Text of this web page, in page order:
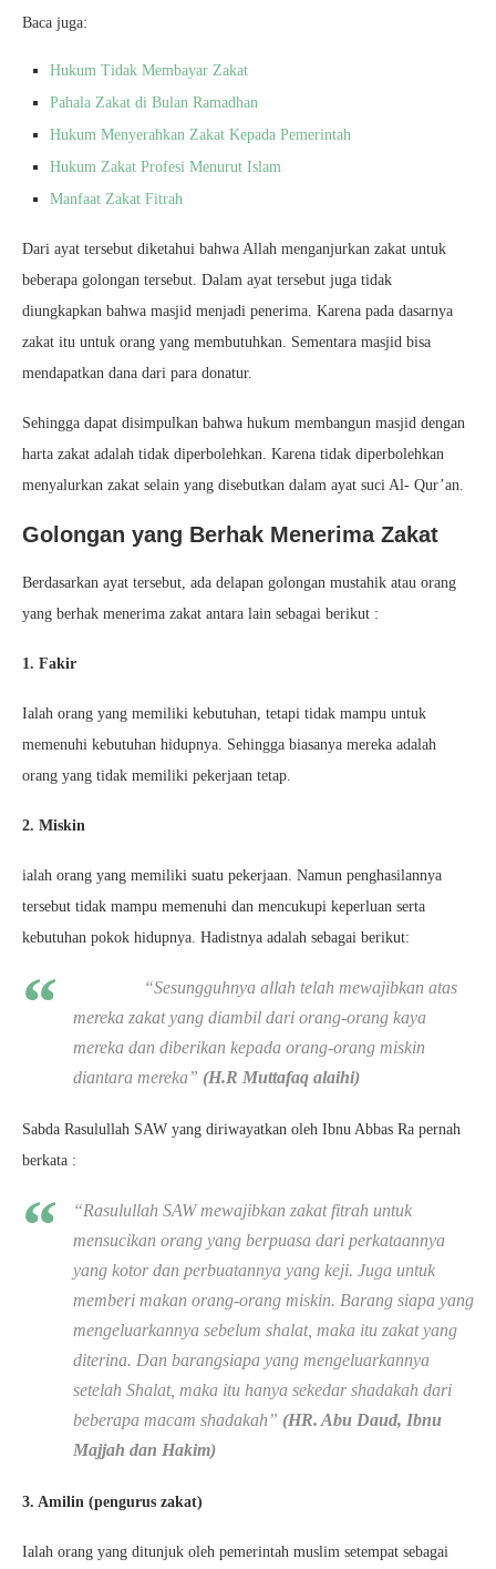
Baca juga:
Hukum Tidak Membayar Zakat
Pahala Zakat di Bulan Ramadhan
Hukum Menyerahkan Zakat Kepada Pemerintah
Hukum Zakat Profesi Menurut Islam
Manfaat Zakat Fitrah
Dari ayat tersebut diketahui bahwa Allah menganjurkan zakat untuk
beberapa golongan tersebut. Dalam ayat tersebut juga tidak
diungkapkan bahwa masjid menjadi penerima. Karena pada dasarnya
zakat itu untuk orang yang membutuhkan. Sementara masjid bisa
mendapatkan dana dari para donatur.
Sehingga dapat disimpulkan bahwa hukum membangun masjid dengan
harta zakat adalah tidak diperbolehkan. Karena tidak diperbolehkan
menyalurkan zakat selain yang disebutkan dalam ayat suci Al- Qur’an.
Golongan yang Berhak Menerima Zakat
Berdasarkan ayat tersebut, ada delapan golongan mustahik atau orang
yang berhak menerima zakat antara lain sebagai berikut :
1. Fakir
Ialah orang yang memiliki kebutuhan, tetapi tidak mampu untuk
memenuhi kebutuhan hidupnya. Sehingga biasanya mereka adalah
orang yang tidak memiliki pekerjaan tetap.
2. Miskin
ialah orang yang memiliki suatu pekerjaan. Namun penghasilannya
tersebut tidak mampu memenuhi dan mencukupi keperluan serta
kebutuhan pokok hidupnya. Hadistnya adalah sebagai berikut:
“Sesungguhnya allah telah mewajibkan atas
mereka zakat yang diambil dari orang-orang kaya
mereka dan diberikan kepada orang-orang miskin
diantara mereka” (H.R Muttafaq alaihi)
Sabda Rasulullah SAW yang diriwayatkan oleh Ibnu Abbas Ra pernah
berkata :
“Rasulullah SAW mewajibkan zakat fitrah untuk
mensucikan orang yang berpuasa dari perkataannya
yang kotor dan perbuatannya yang keji. Juga untuk
memberi makan orang-orang miskin. Barang siapa yang
mengeluarkannya sebelum shalat, maka itu zakat yang
diterina. Dan barangsiapa yang mengeluarkannya
setelah Shalat, maka itu hanya sekedar shadakah dari
beberapa macam shadakah” (HR. Abu Daud, Ibnu
Majjah dan Hakim)
3. Amilin (pengurus zakat)
Ialah orang yang ditunjuk oleh pemerintah muslim setempat sebagai